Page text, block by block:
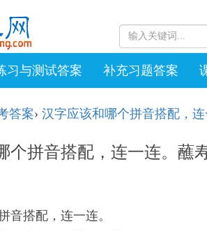
习与测试答案 补充习题答案
答案› 汉字应该和哪个拼音搭配，连
个拼音搭配，连一连。蘸
音搭配，连一连。